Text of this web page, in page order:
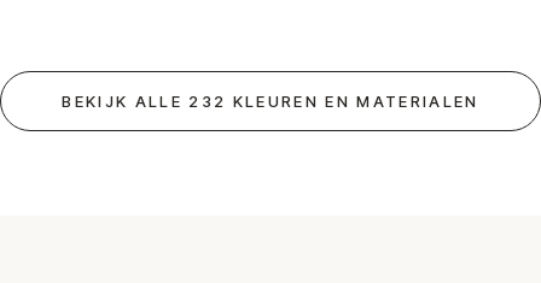
BEKIJK ALLE 232 KLEUREN EN MATERIALEN